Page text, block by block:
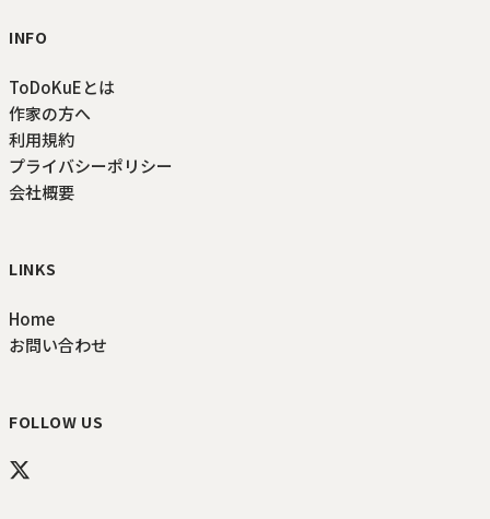
INFO
ToDoKuEとは
作家の方へ
利用規約
プライバシーポリシー
会社概要
LINKS
Home
お問い合わせ
FOLLOW US